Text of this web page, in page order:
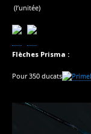
(l’unitée)
Flèches Prisma :
Pour 350 ducats